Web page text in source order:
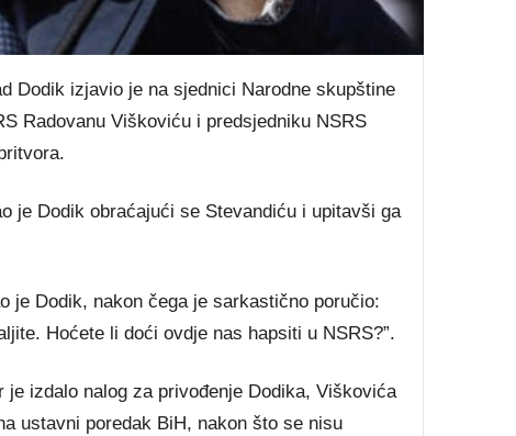
Dodik izjavio je na sjednici Narodne skupštine
Radovanu Viškoviću i predsjedniku NSRS
je Dodik obraćajući se Stevandiću i upitavši ga
je Dodik, nakon čega je sarkastično poručio:
Hoćete li doći ovdje nas hapsiti u NSRS?”.
izdalo nalog za privođenje Dodika, Viškovića
ustavni poredak BiH, nakon što se nisu